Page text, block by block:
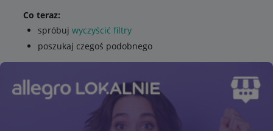
Co teraz:
spróbuj wyczyścić filtry
poszukaj czegoś podobnego